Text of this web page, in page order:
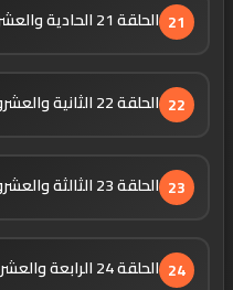
21 الحلقة 21 الحادية والعشرون
22 الحلقة 22 الثانية والعشرون
23 الحلقة 23 الثالثة والعشرون
24 الحلقة 24 الرابعة والعشرون